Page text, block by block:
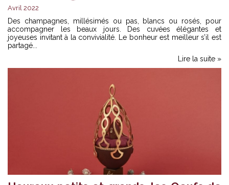
Avril 2022
Des champagnes, millésimés ou pas, blancs ou rosés, pour
accompagner les beaux jours. Des cuvées élégantes et
joyeuses invitant à la convivialité. Le bonheur est meilleur s’il est
partagé...
Lire la suite »